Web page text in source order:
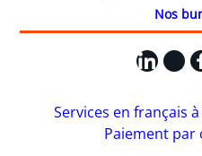
Nos
X
Services en français
Paiement par